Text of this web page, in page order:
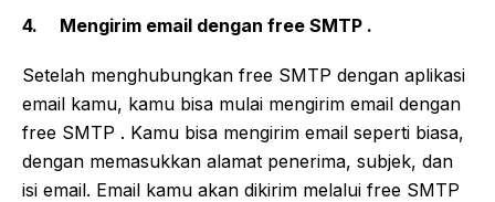
4. Mengirim email dengan free SMTP .
Setelah menghubungkan free SMTP dengan aplikasi
email kamu, kamu bisa mulai mengirim email dengan
free SMTP . Kamu bisa mengirim email seperti biasa,
dengan memasukkan alamat penerima, subjek, dan
isi email. Email kamu akan dikirim melalui free SMTP